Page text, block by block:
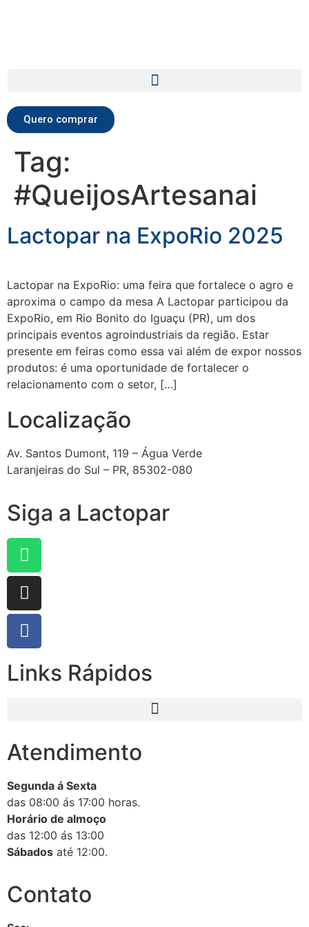
Quero comprar
Tag:
#QueijosArtesanai
Lactopar na ExpoRio 2025
Lactopar na ExpoRio: uma feira que fortalece o agro e
aproxima o campo da mesa A Lactopar participou da
ExpoRio, em Rio Bonito do Iguaçu (PR), um dos
principais eventos agroindustriais da região. Estar
presente em feiras como essa vai além de expor nossos
produtos: é uma oportunidade de fortalecer o
relacionamento com o setor, […]
Localização
Av. Santos Dumont, 119 – Água Verde
Laranjeiras do Sul – PR, 85302-080
Siga a Lactopar
Links Rápidos
Atendimento
Segunda á Sexta
das 08:00 ás 17:00 horas.
Horário de almoço
das 12:00 ás 13:00
Sábados até 12:00.
Contato